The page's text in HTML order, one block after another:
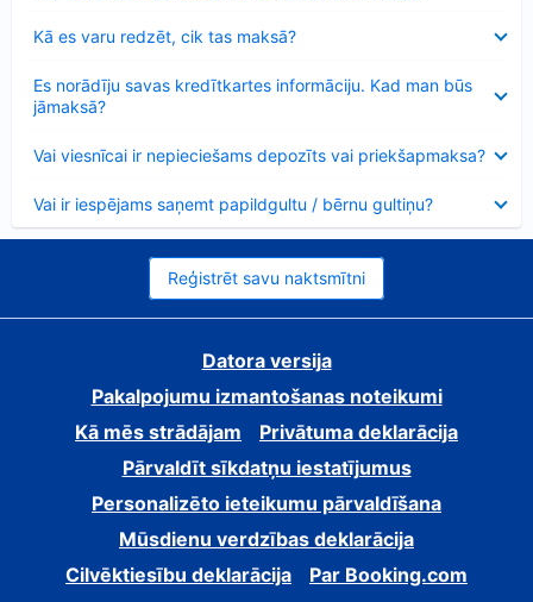
Kā es varu redzēt, cik tas maksā?
Es norādīju savas kredītkartes informāciju. Kad man būs
jāmaksā?
Vai viesnīcai ir nepieciešams depozīts vai priekšapmaksa?
Vai ir iespējams saņemt papildgultu / bērnu gultiņu?
Reģistrēt savu naktsmītni
Datora versija
Pakalpojumu izmantošanas noteikumi
Kā mēs strādājam
Privātuma deklarācija
Pārvaldīt sīkdatņu iestatījumus
Personalizēto ieteikumu pārvaldīšana
Mūsdienu verdzības deklarācija
Cilvēktiesību deklarācija
Par Booking.com